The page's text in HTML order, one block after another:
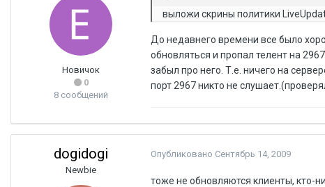
Новичок
0
8 сообщений
выложи скрины политики
До недавнего времени все было
обновляться и пропал телент на
забыл про него. Т.е. ничего на
порт 2967 никто не
dogidogi
Newbie
Опубликовано Сентябрь 14, 2009
тоже не обновляются клиенты, кто-